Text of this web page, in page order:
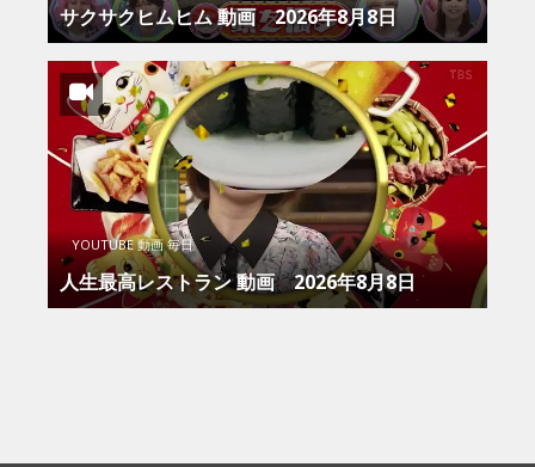
サクサクヒムヒム 動画 2026年8月8日
YOUTUBE 動画 毎日
人生最高レストラン 動画 2026年8月8日